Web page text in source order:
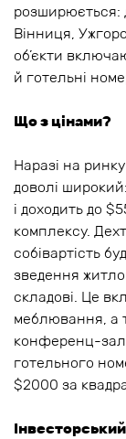
розширюється:
Вінниця,
об’єкти
й готельні
Що з цінами?
Наразі на
доволі
і доходить до
комплексу.
собівартість
зведення
складові. Це
меблювання, а
конференц-
готельного
$2000 за